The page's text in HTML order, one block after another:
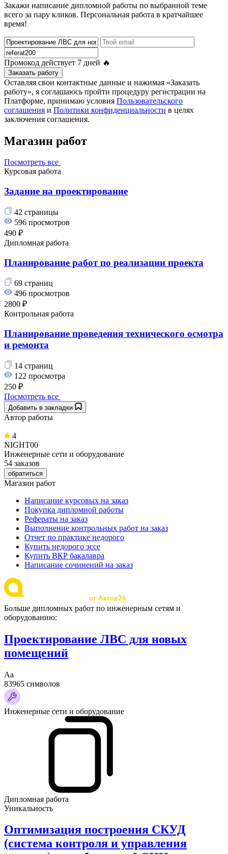
Закажи написание дипломной работы по выбранной теме
всего за пару кликов. Персональная работа в кратчайшее
время!
Промокод действует 7 дней 🔥
Заказать работу
Оставляя свои контактные данные и нажимая «Заказать
работу», я соглашаюсь пройти процедуру регистрации на
Платформе, принимаю условия Пользовательского
соглашения и Политики конфиденциальности в целях
заключения соглашения.
Магазин работ
Посмотреть все
Курсовая работа
Задание на проектирование
42 страницы
596 просмотров
490 ₽
Дипломная работа
Планирование работ по реализации проекта
69 страниц
496 просмотров
2800 ₽
Контрольная работа
Планирование проведения технического осмотра
и ремонта
14 страниц
122 просмотра
250 ₽
Посмотреть все
Добавить в закладки
Автор работы
4
NIGHT00
Инженерные сети и оборудование
54 заказов
обратиться
Магазин работ
Написание курсовых на заказ
Покупка дипломной работы
Рефераты на заказ
Выполнение контрольных работ на заказ
Отчет по практике недорого
Купить недорого эссе
Купить ВКР бакалавра
Написание сочинений на заказ
Больше дипломных работ по инженерным сетям и
оборудованию:
Проектирование ЛВС для новых
помещений
Аа
83965 символов
Инженерные сети и оборудование
Дипломная работа
Уникальность
Оптимизация построения СКУД
(система контроля и управления